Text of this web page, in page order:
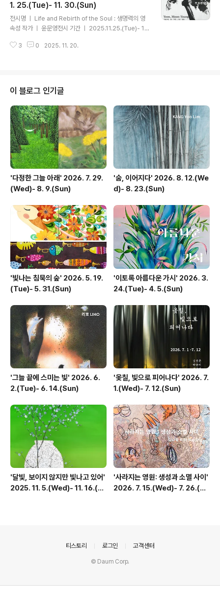
실해버린 어떤 흔적으로 남는다. 이때의 정체성은 사회적
위치나 설명 가능한 개념이 아니라, ‘여기 있음’, ‘숨 쉬고 있
음’이라는 존재의 최소 단위로 감각된다. 영해 작가는 이러
한 감각을 구멍, 빈 곳, 얼룩, 유령과 같은 단서로 호명하며,
그것을 자신의 몸 안쪽, 즉 명확히 인식할 수 없는..
1. 25.(Tue)- 11. 30.(Sun)
전시명 ㅣ Life and Rebirth of the Soul : 생명력의 영
속성 작가 ㅣ 윤문영전시 기간 ㅣ 2025.11.25.(Tue)- 11.
의 생명력(SOUL)을 동양화의 창작 원리인 ‘형사(形似)’와
과 이론을 시각적으로 풀어내고자 한 것이다. 작가는 눈에
보이는 자연물인 ‘나무’를 소재로 삼아, 우주의 모든 생명체
가 탄생하고 사라지며 다시 태어난다는 추상적 사고(神似)
를 바탕으로 작업을 전개한다. 이러한 생각은 작가만의 주
관적 해체와 재해석, 즉 신사적 여과..
3 0 2025. 11. 20.
이 블로그 인기글
'다정한 그늘 아래' 2026. 7. 29.
(Wed)- 8. 9.(Sun)
'숨, 이어지다' 2026. 8. 12.(We
d)- 8. 23.(Sun)
'빛나는 침묵의 숲' 2026. 5. 19.
(Tue)- 5. 31.(Sun)
'이토록 아름다운 가시' 2026. 3.
24.(Tue)- 4. 5.(Sun)
'그늘 끝에 스미는 빛' 2026. 6.
2.(Tue)- 6. 14.(Sun)
'옻칠, 빛으로 피어나다' 2026. 7.
1.(Wed)- 7. 12.(Sun)
'달빛, 보이지 않지만 빛나고 있어'
2025. 11. 5.(Wed)- 11. 16.(S
'사라지는 영원: 생성과 소멸 사이'
2026. 7. 15.(Wed)- 7. 26.(Su
티스토리 로그인 고객센터
© Daum Corp.